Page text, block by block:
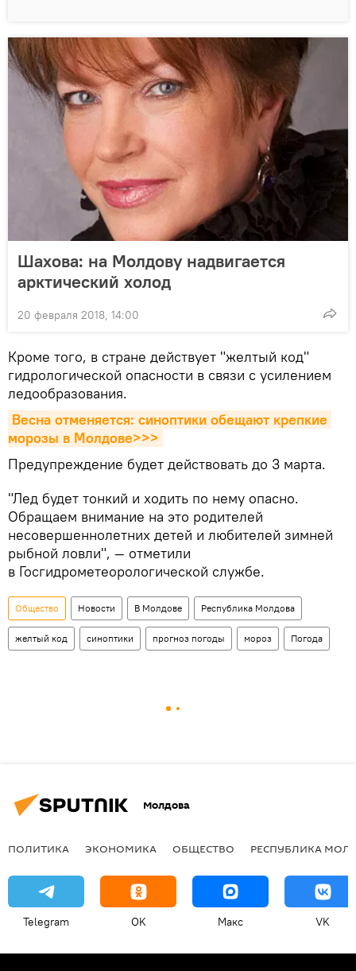
Шахова: на Молдову надвигается
арктический холод
20 февраля 2018, 14:00
Кроме того, в стране действует "желтый код"
гидрологической опасности в связи с усилением
ледообразования.
Весна отменяется: синоптики обещают крепкие
морозы в Молдове>>>
Предупреждение будет действовать до 3 марта.
"Лед будет тонкий и ходить по нему опасно.
Обращаем внимание на это родителей
несовершеннолетних детей и любителей зимней
рыбной ловли", — отметили
в Госгидрометеорологической службе.
Общество Новости В Молдове Республика Молдова
желтый код синоптики прогноз погоды мороз Погода
Молдова
ПОЛИТИКА ЭКОНОМИКА ОБЩЕСТВО РЕСПУБЛИКА
Telegram OK Макс VK